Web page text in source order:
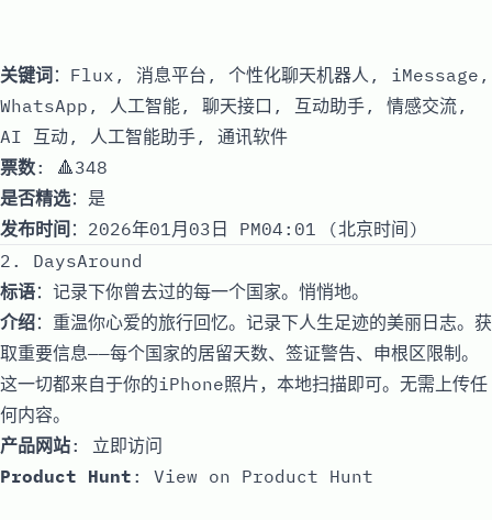
关键词 ：Flux, 消息平台, 个性化聊天机器人, iMessage,
WhatsApp, 人工智能, 聊天接口, 互动助手, 情感交流,
AI 互动, 人工智能助手, 通讯软件
票数: 🔺348
是否精选：是
发布时间 ：2026年01月03日 PM04:01 (北京时间)
2. DaysAround
标语：记录下你曾去过的每一个国家。悄悄地。
介绍：重温你心爱的旅行回忆。记录下人生足迹的美丽日志。获
取重要信息——每个国家的居留天数、签证警告、申根区限制。
这一切都来自于你的iPhone照片，本地扫描即可。无需上传任
何内容。
产品网站: 立即访问
Product Hunt : View on Product Hunt